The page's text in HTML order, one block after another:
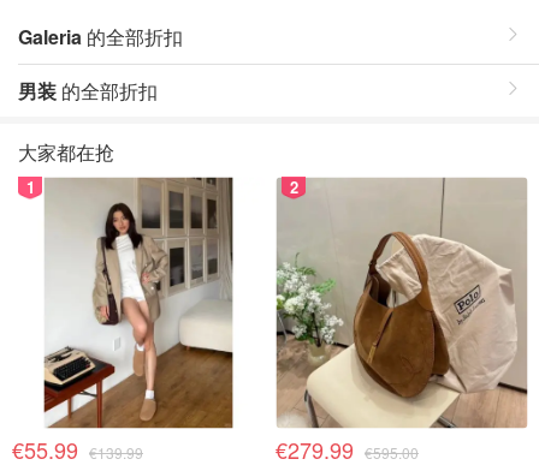
Galeria 的全部折扣
男装 的全部折扣
大家都在抢
1
€55.99 €139.99
2
€279.99 €595.00